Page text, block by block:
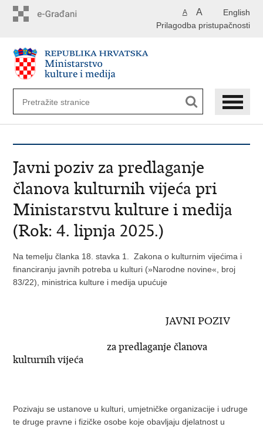
English
A A
Prilagodba pristupačnosti
Javni poziv za predlaganje
članova kulturnih vijeća pri
Ministarstvu kulture i medija
(Rok: 4. lipnja 2025.)
Na temelju članka 18. stavka 1. Zakona o kulturnim vijećima i
financiranju javnih potreba u kulturi (»Narodne novine«, broj
83/22), ministrica kulture i medija upućuje
JAVNI POZIV
za predlaganje članova
kulturnih vijeća
Pozivaju se ustanove u kulturi, umjetničke organizacije i udruge
te druge pravne i fizičke osobe koje obavljaju djelatnost u